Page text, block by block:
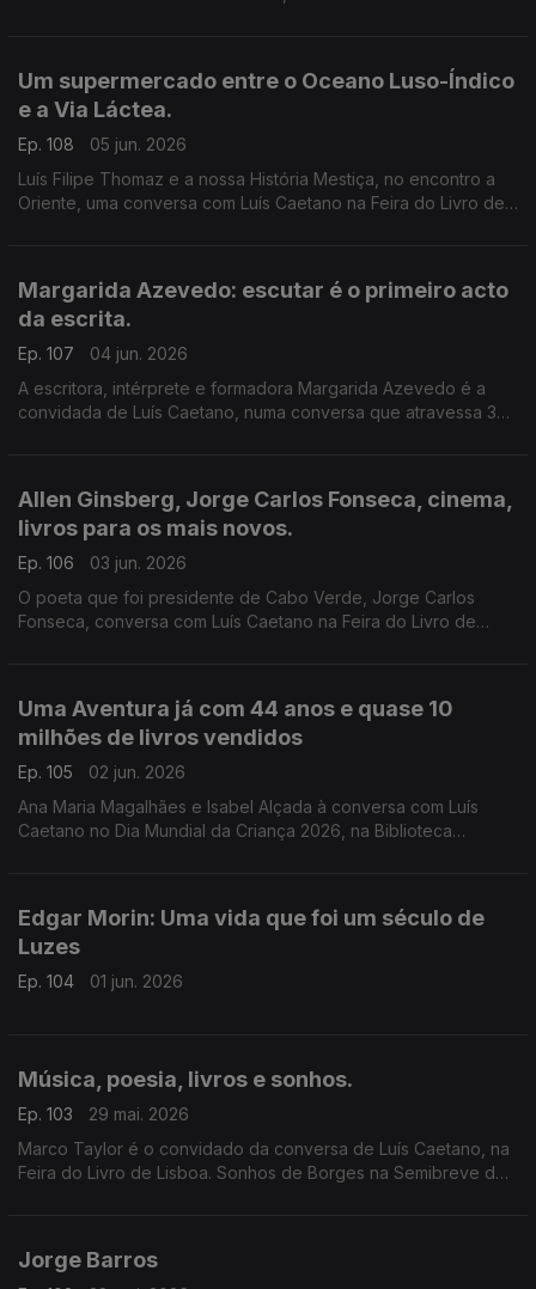
Um supermercado entre o Oceano Luso-Índico
e a Via Láctea.
Ep. 108
05 jun. 2026
Luís Filipe Thomaz e a nossa História Mestiça, no encontro a
Oriente, uma conversa com Luís Caetano na Feira do Livro de
Margarida Azevedo: escutar é o primeiro acto
da escrita.
Ep. 107
04 jun. 2026
A escritora, intérprete e formadora Margarida Azevedo é a
convidada de Luís Caetano, numa conversa que atravessa 3
Allen Ginsberg, Jorge Carlos Fonseca, cinema,
livros para os mais novos.
Ep. 106
03 jun. 2026
O poeta que foi presidente de Cabo Verde, Jorge Carlos
Fonseca, conversa com Luís Caetano na Feira do Livro de
Uma Aventura já com 44 anos e quase 10
milhões de livros vendidos
Ep. 105
02 jun. 2026
Ana Maria Magalhães e Isabel Alçada à conversa com Luís
Caetano no Dia Mundial da Criança 2026, na Biblioteca
Edgar Morin: Uma vida que foi um século de
Luzes
Ep. 104 01 jun. 2026
Música, poesia, livros e sonhos.
Ep. 103
29 mai. 2026
Marco Taylor é o convidado da conversa de Luís Caetano, na
Feira do Livro de Lisboa. Sonhos de Borges na Semibreve de
Jorge Barros